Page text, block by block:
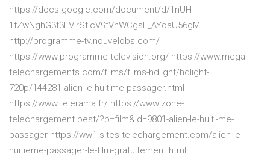
https://docs.google.com/document/d/1nUH-
1fZwNghG3t3FVIrSticV9tVnWCgsL_AYoaU56gM
http://programme-tv.nouvelobs.com/
https://www.programme-television.org/ https://www.mega-
telechargements.com/films/films-hdlight/hdlight-
720p/144281-alien-le-huitime-passager.html
https://www.telerama.fr/ https://www.zone-
telechargement.best/?p=film&id=9801-alien-le-huiti-me-
passager https://ww1.sites-telechargement.com/alien-le-
huitieme-passager-le-film-gratuitement.html